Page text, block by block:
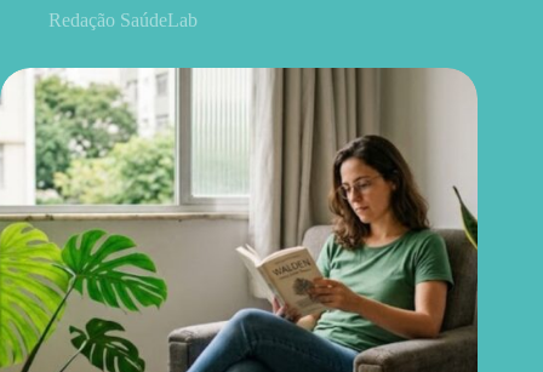
Redação SaúdeLab